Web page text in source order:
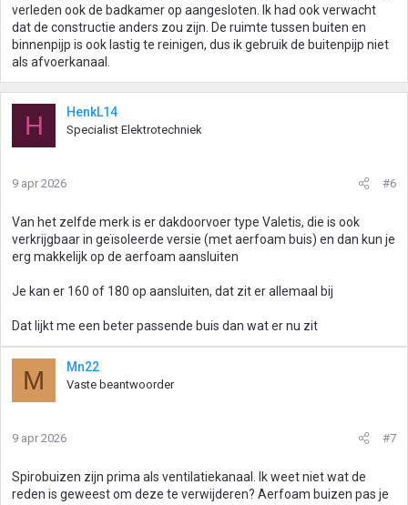
:
verleden ook de badkamer op aangesloten. Ik had ook verwacht
dat de constructie anders zou zijn. De ruimte tussen buiten en
binnenpijp is ook lastig te reinigen, dus ik gebruik de buitenpijp niet
als afvoerkanaal.
H HenkL14
Specialist Elektrotechniek
9 apr 2026 #6
Van het zelfde merk is er dakdoorvoer type Valetis, die is ook
verkrijgbaar in geïsoleerde versie (met aerfoam buis) en dan kun je
erg makkelijk op de aerfoam aansluiten
Je kan er 160 of 180 op aansluiten, dat zit er allemaal bij
Dat lijkt me een beter passende buis dan wat er nu zit
M Mn22
Vaste beantwoorder
9 apr 2026 #7
Spirobuizen zijn prima als ventilatiekanaal. Ik weet niet wat de
reden is geweest om deze te verwijderen? Aerfoam buizen pas je